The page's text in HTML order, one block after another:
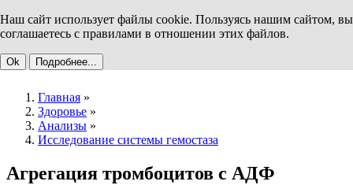
Наш сайт использует файлы cookie. Пользуясь нашим сайтом, вы
соглашаетесь с правилами в отношении этих файлов.
Ok Подробнее...
Главная »
Здоровье »
Анализы »
Исследование системы гемостаза
Агрегация тромбоцитов с АДФ